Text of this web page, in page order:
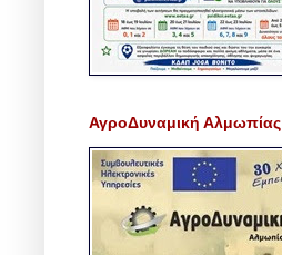
ΑγροΔυναμική Αλμωπίας